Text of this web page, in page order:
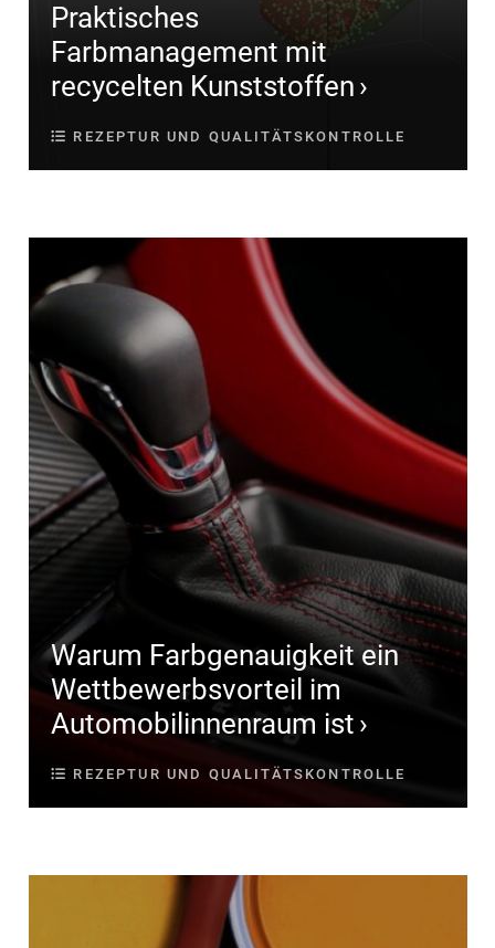
Praktisches
Farbmanagement mit
recycelten Kunststoffen
REZEPTUR UND QUALITÄTSKONTROLLE
Warum Farbgenauigkeit ein
Wettbewerbsvorteil im
Automobilinnenraum ist
REZEPTUR UND QUALITÄTSKONTROLLE